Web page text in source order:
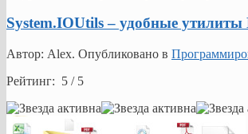
System.IOUtils – удобные
Автор: Alex. Опубликовано в
Рейтинг: 5 / 5